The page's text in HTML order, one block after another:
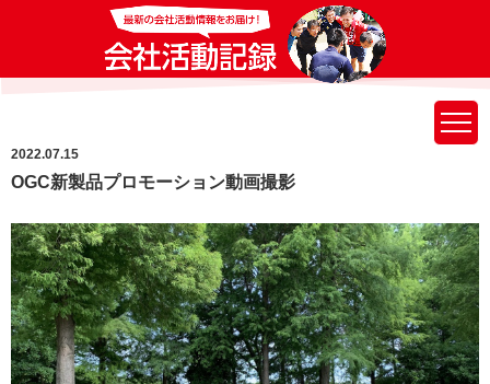
2022.07.15
OGC新製品プロモーション動画撮影